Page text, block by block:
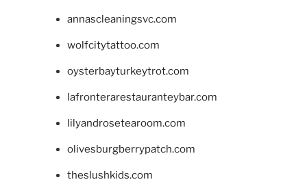
annascleaningsvc.com
wolfcitytattoo.com
oysterbayturkeytrot.com
lafronterarestauranteybar.com
lilyandrosetearoom.com
olivesburgberrypatch.com
theslushkids.com